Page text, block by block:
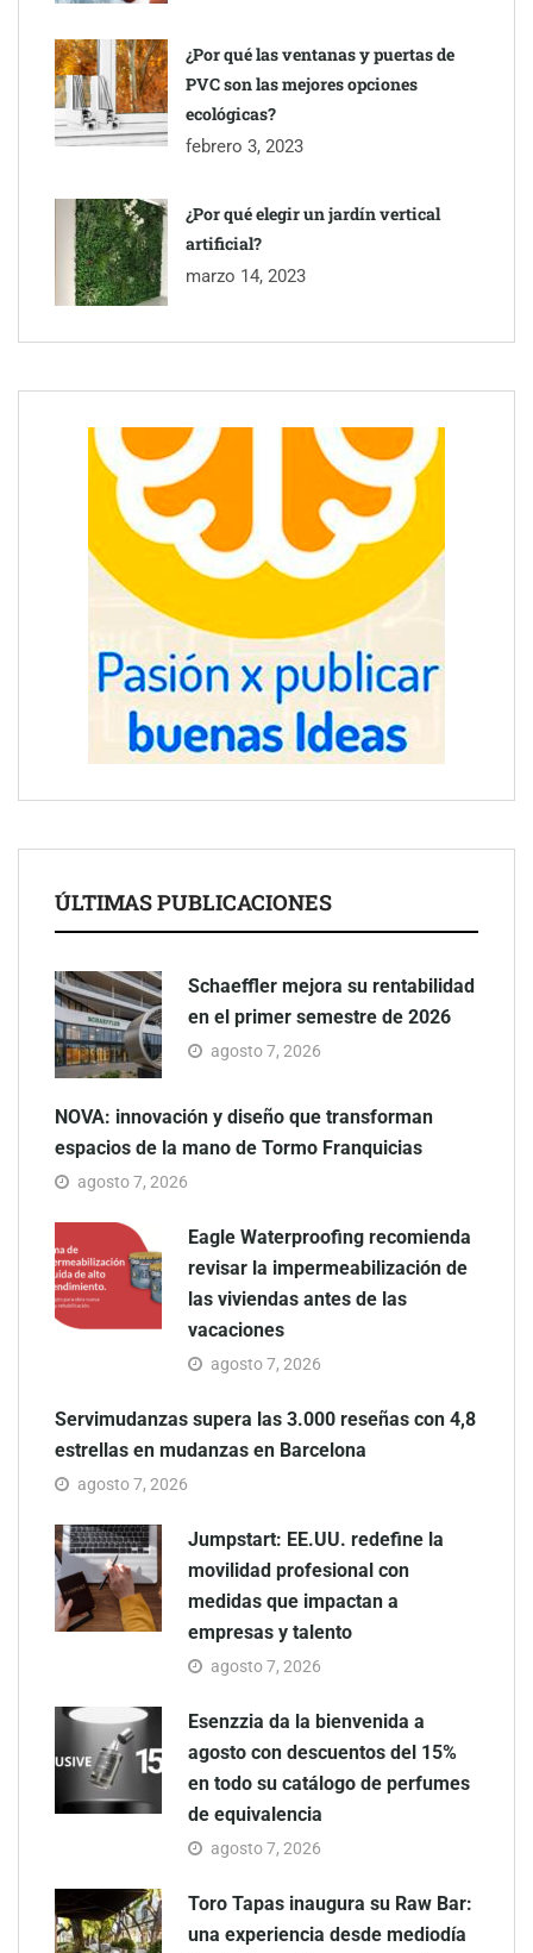
Esenzzia da la bienvenida a agosto con descuentos del 15% en
todo su catálogo de perfumes de equivalencia
¿Por qué las ventanas y puertas de
PVC son las mejores opciones
ecológicas?
febrero 3, 2023
¿Por qué elegir un jardín vertical
artificial?
marzo 14, 2023
ÚLTIMAS PUBLICACIONES
Schaeffler mejora su rentabilidad
en el primer semestre de 2026
agosto 7, 2026
NOVA: innovación y diseño que transforman
espacios de la mano de Tormo Franquicias
agosto 7, 2026
Eagle Waterproofing recomienda
revisar la impermeabilización de
las viviendas antes de las
vacaciones
agosto 7, 2026
Servimudanzas supera las 3.000 reseñas con 4,8
estrellas en mudanzas en Barcelona
agosto 7, 2026
Jumpstart: EE.UU. redefine la
movilidad profesional con
medidas que impactan a
empresas y talento
agosto 7, 2026
Esenzzia da la bienvenida a
agosto con descuentos del 15%
en todo su catálogo de perfumes
de equivalencia
agosto 7, 2026
Toro Tapas inaugura su Raw Bar:
una experiencia desde mediodía